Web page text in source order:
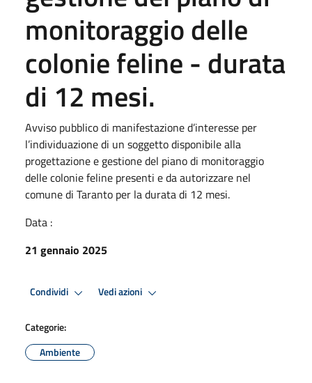
monitoraggio delle
colonie feline - durata
di 12 mesi.
Avviso pubblico di manifestazione d’interesse per
l’individuazione di un soggetto disponibile alla
progettazione e gestione del piano di monitoraggio
delle colonie feline presenti e da autorizzare nel
comune di Taranto per la durata di 12 mesi.
Data :
21 gennaio 2025
Condividi Vedi azioni
Categorie:
Ambiente